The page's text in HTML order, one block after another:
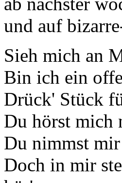
und auf
Sieh mich an
Bin ich ein
Drück' Stück
Du hörst mich
Du nimmst
Doch in mir